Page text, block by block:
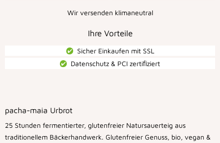
Wir versenden klimaneutral
Ihre Vorteile
Sicher Einkaufen mit SSL
Datenschutz & PCI zertiﬁziert
pacha-maia Urbrot
25 Stunden fermentierter, glutenfreier Natursauerteig aus
traditionellem Bäckerhandwerk. Glutenfreier Genuss, bio, vegan &